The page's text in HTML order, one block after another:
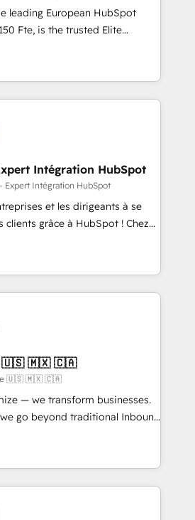
generation services using
, Data
& Platform
in HubSpot.
leading European HubSpot
Elite
offering you a roadmap on
and achieving Commercial
targeted processes, we
transformation and minimize
we provide expertise to
we are fully
and with an experienced
with reputable companies in
manufacturing, SaaS and
prepare a customized
transformation, including a
with a focus on ROI and
journey that sets your
term success. Unlock your
when?
Intégration HubSpot
Expert Intégration HubSpot
et les dirigeants à se
clients grâce à HubSpot ! Chez
l'intime conviction que la
passe par l’innovation web,
et la relation client ! C'est
sont à la fois capables de
stratégie digitale et le pilotage
: 🧽 Nettoyage,
des bases de données. 🚀
interfaces avec vos logiciels
utilisateurs 🎓
🇺🇸 🇲🇽 🇨🇦
🇺🇸 🇲🇽 🇨🇦
— we transform businesses.
go beyond traditional Inbound
methodologies:
Together, they form a powerful
driven success for over 800
we